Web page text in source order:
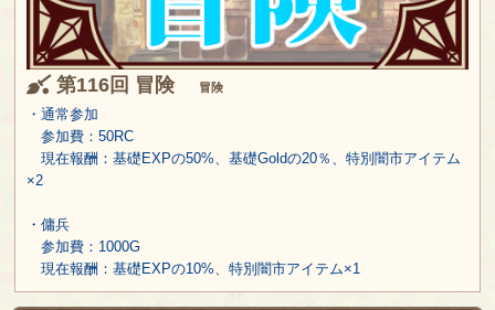
第116回 冒険 冒険
・通常参加
参加費：50RC
現在報酬：基礎EXPの50%、基礎Goldの20％、特別闇市アイテム
×2
・傭兵
参加費：1000G
現在報酬：基礎EXPの10%、特別闇市アイテム×1